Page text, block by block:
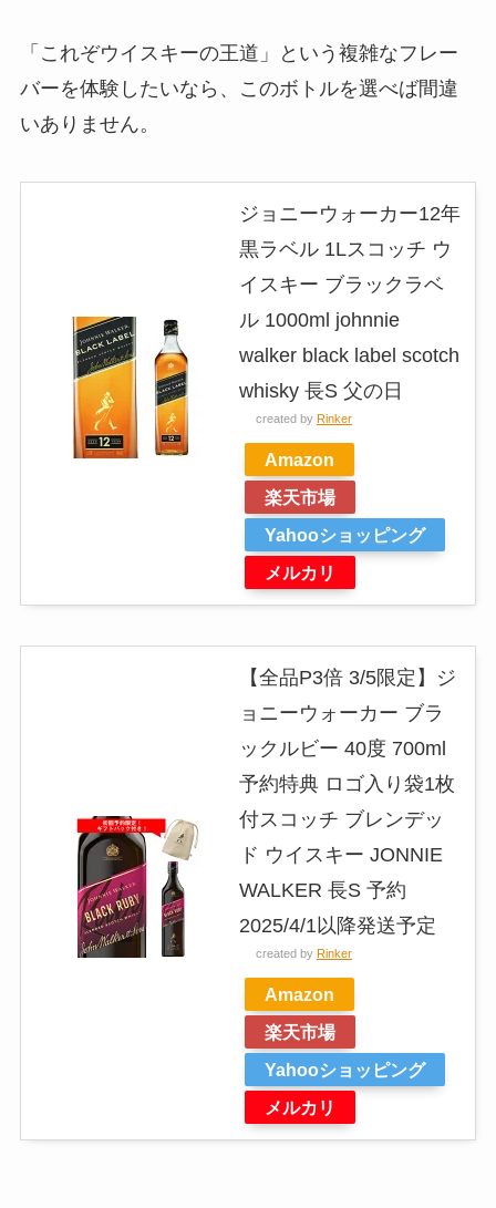
「これぞウイスキーの王道」という複雑なフレー
バーを体験したいなら、このボトルを選べば間違
いありません。
ジョニーウォーカー12年
黒ラベル 1Lスコッチ ウ
イスキー ブラックラベ
ル 1000ml johnnie
walker black label scotch
whisky 長S 父の日
created by Rinker
Amazon
楽天市場
Yahooショッピング
メルカリ
【全品P3倍 3/5限定】ジ
ョニーウォーカー ブラ
ックルビー 40度 700ml
予約特典 ロゴ入り袋1枚
付スコッチ ブレンデッ
ド ウイスキー JONNIE
WALKER 長S 予約
2025/4/1以降発送予定
created by Rinker
Amazon
楽天市場
Yahooショッピング
メルカリ